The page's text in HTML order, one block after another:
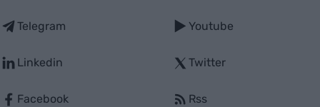
Telegram
Linkedin
Facebook
Youtube
Twitter
Rss